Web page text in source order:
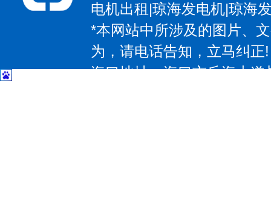
电机出租|琼海发电机|琼海
*本网站中所涉及的图片、
为，请电话告知，立马纠
海口地址：海口市丘海大